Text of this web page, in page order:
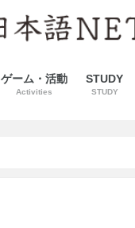
ゲーム・活動
Activities
STUDY
STUDY